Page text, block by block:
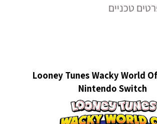
טכניים
Looney Tunes Wacky World
Nintendo Switch